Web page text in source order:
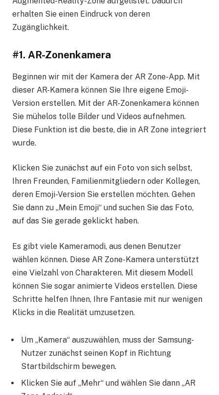
erhalten Sie einen Eindruck von deren
Zugänglichkeit.
#1. AR-Zonenkamera
Beginnen wir mit der Kamera der AR Zone-App. Mit
dieser AR-Kamera können Sie Ihre eigene Emoji-
Version erstellen. Mit der AR-Zonenkamera können
Sie mühelos tolle Bilder und Videos aufnehmen.
Diese Funktion ist die beste, die in AR Zone integriert
wurde.
Klicken Sie zunächst auf ein Foto von sich selbst,
Ihren Freunden, Familienmitgliedern oder Kollegen,
deren Emoji-Version Sie erstellen möchten. Gehen
Sie dann zu „Mein Emoji“ und suchen Sie das Foto,
auf das Sie gerade geklickt haben.
Es gibt viele Kameramodi, aus denen Benutzer
wählen können. Diese AR Zone-Kamera unterstützt
eine Vielzahl von Charakteren. Mit diesem Modell
können Sie sogar animierte Videos erstellen. Diese
Schritte helfen Ihnen, Ihre Fantasie mit nur wenigen
Klicks in die Realität umzusetzen.
Um „Kamera“ auszuwählen, muss der Samsung-
Nutzer zunächst seinen Kopf in Richtung
Startbildschirm bewegen.
Klicken Sie auf „Mehr“ und wählen Sie dann „AR